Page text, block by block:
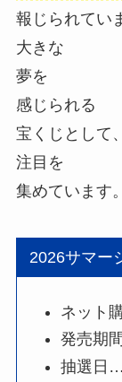
報じられてい
大きな
夢を
感じられる
宝くじとして、
注目を
集めています。
2026サマー
ネット
発売期
抽選日